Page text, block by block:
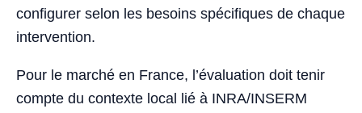
configurer selon les besoins spécifiques de chaque
intervention.
Pour le marché en France, l’évaluation doit tenir
compte du contexte local lié à INRA/INSERM